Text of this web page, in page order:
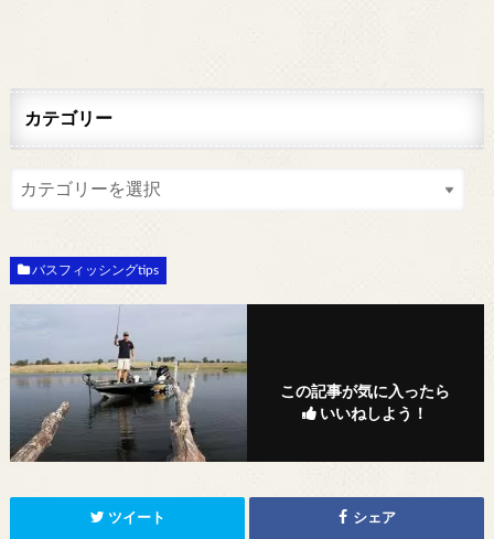
カテゴリー
バスフィッシングtips
この記事が気に入ったら
いいねしよう！
ツイート シェア